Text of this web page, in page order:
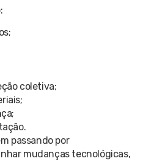
coletiva;
passando por
mudanças tecnológicas,